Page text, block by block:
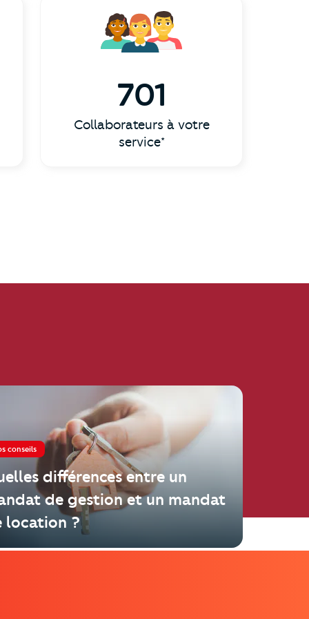
701
Collaborateurs à votre
service*
conseils
différences entre un
de gestion et un mandat
location ?